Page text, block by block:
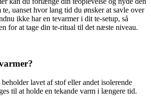
uanset hvor lang tid du ønsker at savle over
ikke har en tevarmer i dit te-setup, så
for at tage din te-ritual til det næste niveau.
lavet af stof eller andet isolerende
til at holde en tekande varm i længere tid.